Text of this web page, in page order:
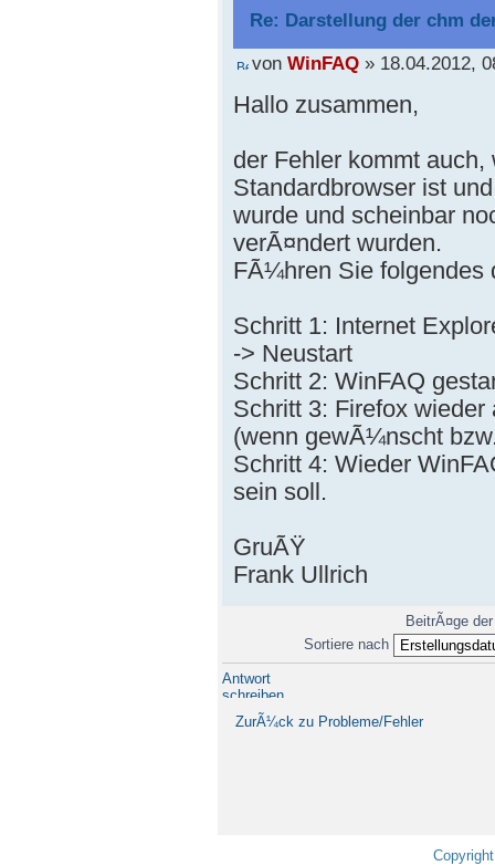
Re: Darstellung der chm
von WinFAQ» 18.04.2012,
Hallo zusammen,
der Fehler kommt
Standardbrowser ist
wurde und scheinbar
verÃ¤ndert wurden.
FÃ¼hren Sie folgendes
Schritt 1: Internet
-> Neustart
Schritt 2: WinFAQ
Schritt 3: Firefox
(wenn gewÃ¼nscht
Schritt 4: Wieder
sein soll.
GruÃŸ
Frank Ullrich
BeitrÃ¤ge
Sortiere nach
Antwort
schreiben
ZurÃ¼ck zu Probleme/Fehler